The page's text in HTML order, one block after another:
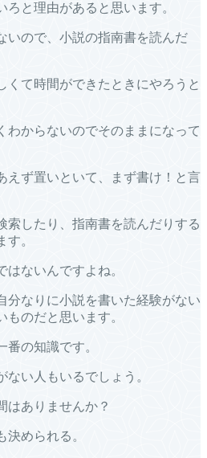
と理由があると思います。
いので、小説の指南書を読んだ
くて時間ができたときにやろうと
わからないのでそのままになって
えず置いといて、まず書け！と言
索したり、指南書を読んだりする
。
はないんですよね。
分なりに小説を書いた経験がない
ものだと思います。
番の知識です。
い人もいるでしょう。
はありませんか？
められる。